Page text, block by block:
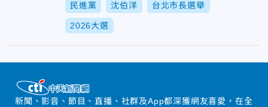
民進黨 沈伯洋 台北市長選舉
2026大選
新聞、影音、節目、直播、社群及App都深獲網友喜愛，在全